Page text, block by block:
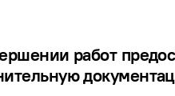
работ